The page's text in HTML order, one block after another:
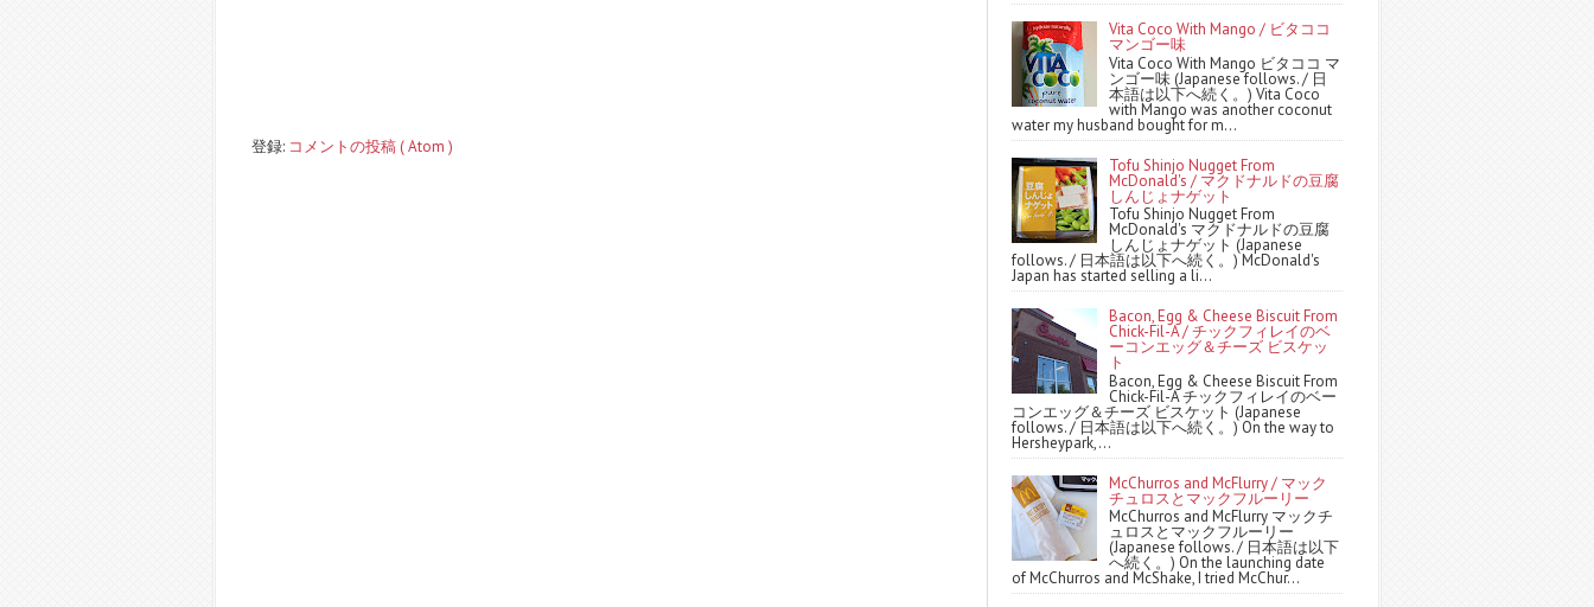
登録: コメントの投稿 ( Atom )
Vita Coco With Mango / ビタココ
マンゴー味
Vita Coco With Mango ビタココ マ
ンゴー味 (Japanese follows. / 日
本語は以下へ続く。) Vita Coco
with Mango was another coconut
water my husband bought for m...
Tofu Shinjo Nugget From
McDonald's / マクドナルドの豆腐
しんじょナゲット
Tofu Shinjo Nugget From
McDonald's マクドナルドの豆腐
しんじょナゲット (Japanese
follows. / 日本語は以下へ続く。) McDonald's
Japan has started selling a li...
Bacon, Egg & Cheese Biscuit From
Chick-Fil-A / チックフィレイのベ
ーコンエッグ＆チーズ ビスケッ
ト
Bacon, Egg & Cheese Biscuit From
Chick-Fil-A チックフィレイのベー
コンエッグ＆チーズ ビスケット (Japanese
follows. / 日本語は以下へ続く。) On the way to
Hersheypark,...
McChurros and McFlurry / マック
チュロスとマックフルーリー
McChurros and McFlurry マックチ
ュロスとマックフルーリー
(Japanese follows. / 日本語は以下
へ続く。) On the launching date
of McChurros and McShake, I tried McChur...